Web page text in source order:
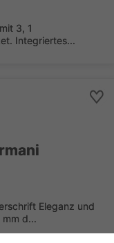
3, 1
Integriertes...
Eleganz und
d...